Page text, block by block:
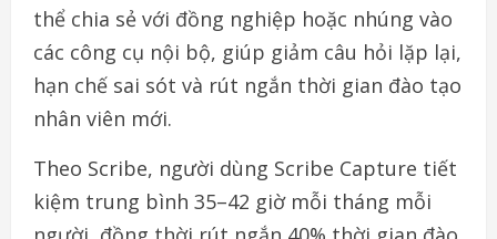
thể chia sẻ với đồng nghiệp hoặc nhúng vào
các công cụ nội bộ, giúp giảm câu hỏi lặp lại,
hạn chế sai sót và rút ngắn thời gian đào tạo
nhân viên mới.
Theo Scribe, người dùng Scribe Capture tiết
kiệm trung bình 35–42 giờ mỗi tháng mỗi